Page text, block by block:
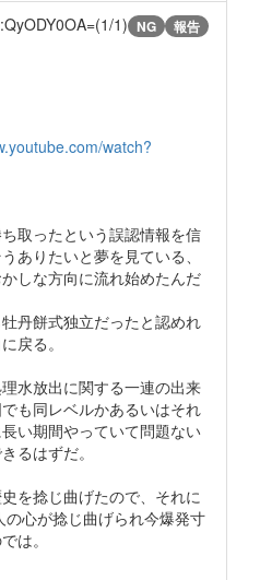
1) NG 報告
watch?
取ったという誤認情報を信
ありたいと夢を見ている、
しな方向に流れ始めたんだ
丹餅式独立だったと認めれ
戻る。
水放出に関する一連の出来
も同レベルかあるいはそれ
い期間やっていて問題ない
るはずだ。
を捻じ曲げたので、それに
心が捻じ曲げられ今爆発寸
は。